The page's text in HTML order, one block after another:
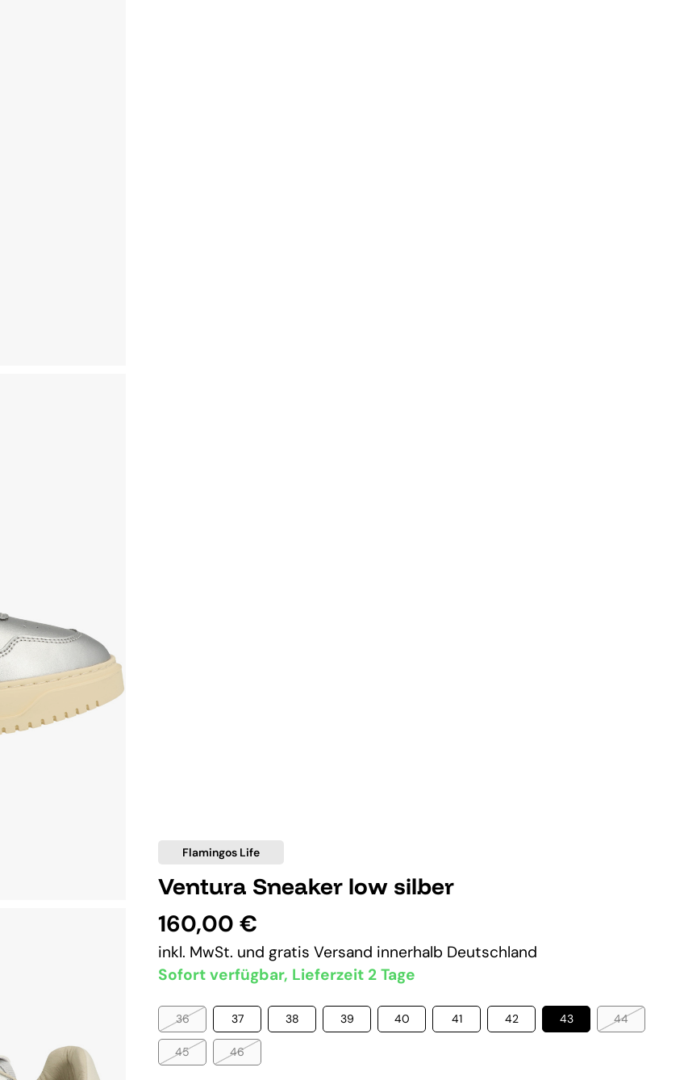
Flamingos Life
Ventura Sneaker low silber
160,00 €
inkl. MwSt. und gratis Versand innerhalb Deutschland
Sofort verfügbar, Lieferzeit 2 Tage
36 37 38 39 40 41 42 43 44
45 46